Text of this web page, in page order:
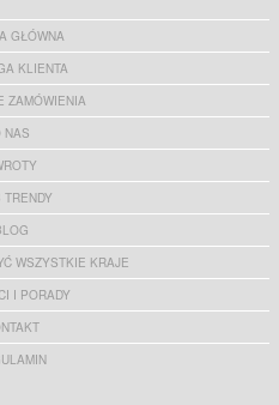
GŁÓWNA
KLIENTA
ZAMÓWIENIA
NAS
TRENDY
WSZYSTKIE KRAJE
I PORADY